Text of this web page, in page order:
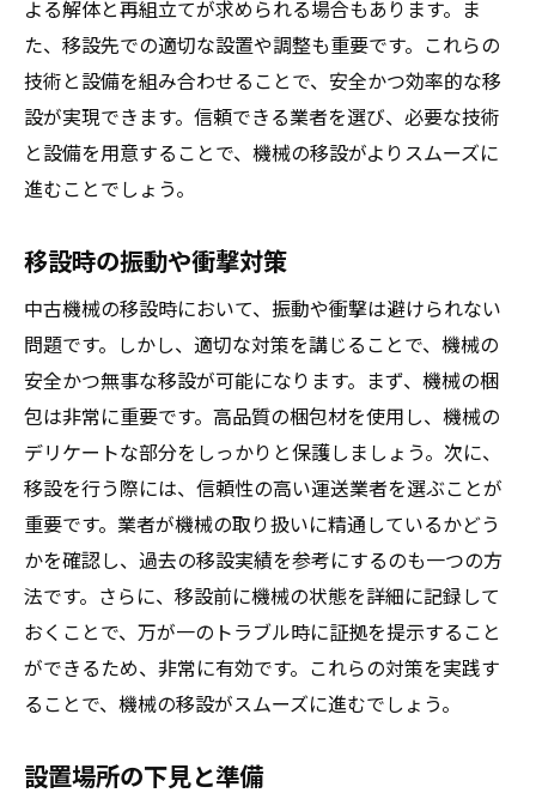
よる解体と再組立てが求められる場合もあります。ま
た、移設先での適切な設置や調整も重要です。これらの
技術と設備を組み合わせることで、安全かつ効率的な移
設が実現できます。信頼できる業者を選び、必要な技術
と設備を用意することで、機械の移設がよりスムーズに
進むことでしょう。
移設時の振動や衝撃対策
中古機械の移設時において、振動や衝撃は避けられない
問題です。しかし、適切な対策を講じることで、機械の
安全かつ無事な移設が可能になります。まず、機械の梱
包は非常に重要です。高品質の梱包材を使用し、機械の
デリケートな部分をしっかりと保護しましょう。次に、
移設を行う際には、信頼性の高い運送業者を選ぶことが
重要です。業者が機械の取り扱いに精通しているかどう
かを確認し、過去の移設実績を参考にするのも一つの方
法です。さらに、移設前に機械の状態を詳細に記録して
おくことで、万が一のトラブル時に証拠を提示すること
ができるため、非常に有効です。これらの対策を実践す
ることで、機械の移設がスムーズに進むでしょう。
設置場所の下見と準備